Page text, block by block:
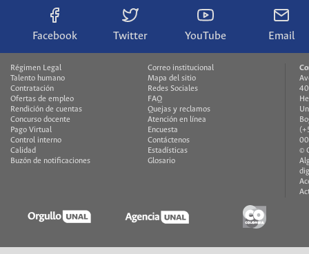
Facebook Twitter YouTube Email
Régimen Legal
Talento humano
Contratación
Ofertas de empleo
Rendición de cuentas
Concurso docente
Pago Virtual
Control interno
Calidad
Buzón de notificaciones
Correo institucional
Mapa del sitio
Redes Sociales
FAQ
Quejas y reclamos
Atención en línea
Encuesta
Contáctenos
Estadísticas
Glosario
©